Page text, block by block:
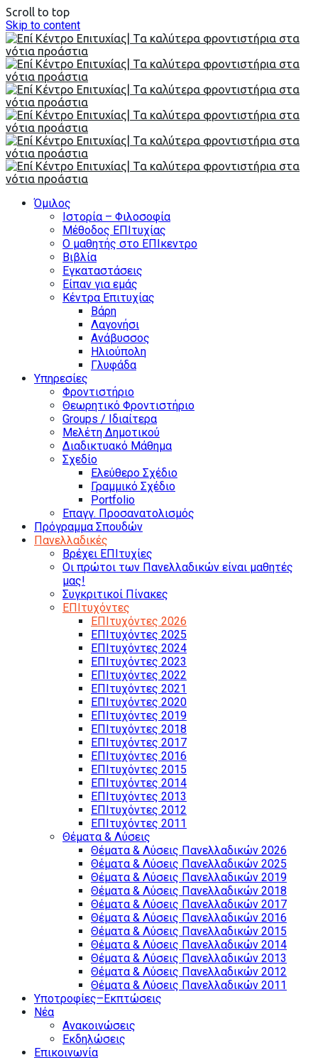
Scroll to top
Skip to content
Όμιλος
Ιστορία – Φιλοσοφία
Μέθοδος ΕΠΙτυχίας
Ο μαθητής στο ΕΠΙκεντρο
Βιβλία
Εγκαταστάσεις
Είπαν για εμάς
Κέντρα Επιτυχίας
Βάρη
Λαγονήσι
Ανάβυσσος
Ηλιούπολη
Γλυφάδα
Υπηρεσίες
Φροντιστήριο
Θεωρητικό Φροντιστήριο
Groups / Ιδιαίτερα
Μελέτη Δημοτικού
Διαδικτυακό Μάθημα
Σχεδίο
Ελεύθερο Σχέδιο
Γραμμικό Σχέδιο
Portfolio
Επαγγ. Προσανατολισμός
Πρόγραμμα Σπουδών
Πανελλαδικές
Βρέχει ΕΠΙτυχίες
Οι πρώτοι των Πανελλαδικών είναι μαθητές
μας!
Συγκριτικοί Πίνακες
ΕΠΙτυχόντες
ΕΠΙτυχόντες 2026
ΕΠΙτυχόντες 2025
ΕΠΙτυχόντες 2024
ΕΠΙτυχόντες 2023
ΕΠΙτυχόντες 2022
ΕΠΙτυχόντες 2021
ΕΠΙτυχόντες 2020
ΕΠΙτυχόντες 2019
ΕΠΙτυχόντες 2018
ΕΠΙτυχόντες 2017
ΕΠΙτυχόντες 2016
ΕΠΙτυχόντες 2015
ΕΠΙτυχόντες 2014
ΕΠΙτυχόντες 2013
ΕΠΙτυχόντες 2012
ΕΠΙτυχόντες 2011
Θέματα & Λύσεις
Θέματα & Λύσεις Πανελλαδικών 2026
Θέματα & Λύσεις Πανελλαδικών 2025
Θέματα & Λύσεις Πανελλαδικών 2019
Θέματα & Λύσεις Πανελλαδικών 2018
Θέματα & Λύσεις Πανελλαδικών 2017
Θέματα & Λύσεις Πανελλαδικών 2016
Θέματα & Λύσεις Πανελλαδικών 2015
Θέματα & Λύσεις Πανελλαδικών 2014
Θέματα & Λύσεις Πανελλαδικών 2013
Θέματα & Λύσεις Πανελλαδικών 2012
Θέματα & Λύσεις Πανελλαδικών 2011
Υποτροφίες–Εκπτώσεις
Nέα
Ανακοινώσεις
Εκδηλώσεις
Επικοινωνία